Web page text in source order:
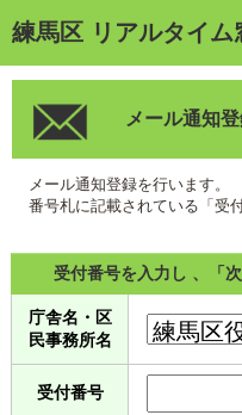
練馬区 リアルタイム
トップページ
web予約
予約確認・キャンセル
待ち状況確認
交付状況確認
メール通知登録
メール通知
メール通知登録を行います。
番号札に記載されている「受
受付番号を入力し 、「
庁舎名・区
民事務所名
受付番号